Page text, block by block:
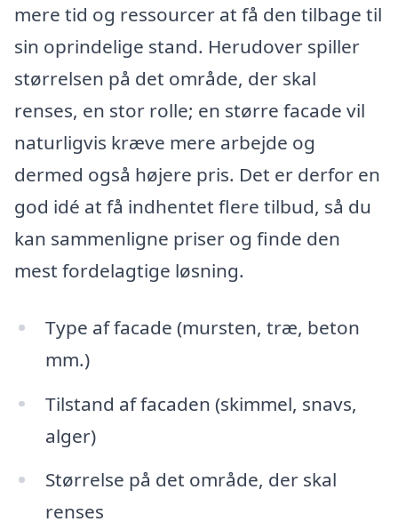
mere tid og ressourcer at få den tilbage til
sin oprindelige stand. Herudover spiller
størrelsen på det område, der skal
renses, en stor rolle; en større facade vil
naturligvis kræve mere arbejde og
dermed også højere pris. Det er derfor en
god idé at få indhentet flere tilbud, så du
kan sammenligne priser og finde den
mest fordelagtige løsning.
Type af facade (mursten, træ, beton
mm.)
Tilstand af facaden (skimmel, snavs,
alger)
Størrelse på det område, der skal
renses